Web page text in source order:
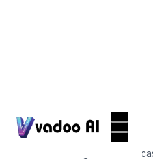
arrow icon
Create an image that